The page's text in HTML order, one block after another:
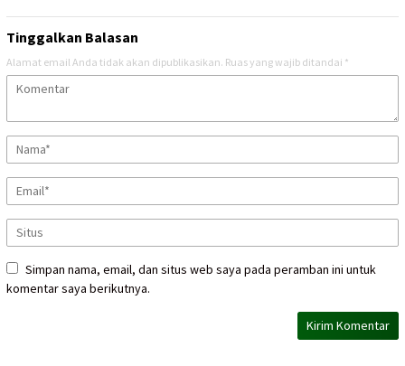
Tinggalkan Balasan
Alamat email Anda tidak akan dipublikasikan. Ruas yang wajib ditandai *
Simpan nama, email, dan situs web saya pada peramban ini untuk
komentar saya berikutnya.